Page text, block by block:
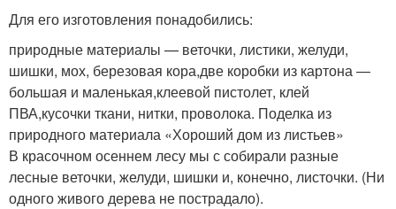
Для его изготовления понадобились:
природные материалы — веточки, листики, желуди,
шишки, мох, березовая кора,две коробки из картона —
большая и маленькая,клеевой пистолет, клей
ПВА,кусочки ткани, нитки, проволока. Поделка из
природного материала «Хороший дом из листьев»
В красочном осеннем лесу мы с собирали разные
лесные веточки, желуди, шишки и, конечно, листочки. (Ни
одного живого дерева не пострадало).